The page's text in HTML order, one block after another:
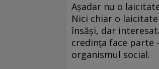
Aşadar nu o
Nici chiar o
însăşi, dar
credinţa face parte
organismul social.